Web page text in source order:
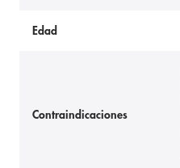
Edad
Contraindicaciones